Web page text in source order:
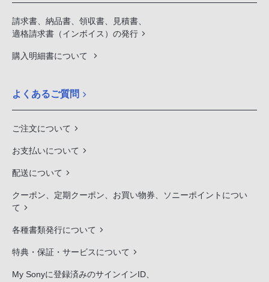
請求書、納品書、領収書、見積書、
適格請求書（インボイス）の発行
購入明細書について
よくあるご質問
ご注文について
お支払いについて
配送について
クーポン、定期クーポン、お買い物券、ソニーポイントについ
て
各種書類発行について
特典・保証・サービスについて
My Sonyに登録済みのサインインID、